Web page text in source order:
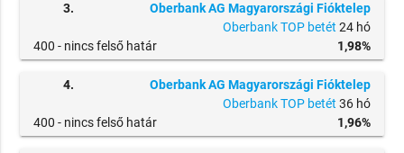
3.
Oberbank AG Magyarországi Fióktelep
Oberbank TOP betét 24 hó
400 - nincs felső határ 1,98%
4.
Oberbank AG Magyarországi Fióktelep
Oberbank TOP betét 36 hó
400 - nincs felső határ 1,96%